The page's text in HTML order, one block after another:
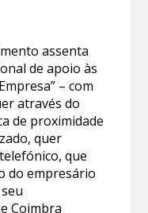
assenta
de apoio às
– com
através do
de proximidade
quer
que
do empresário
Coimbra